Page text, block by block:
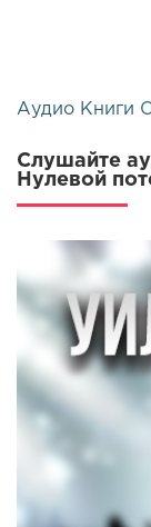
Аудио Книги
Слушайте
Нулевой